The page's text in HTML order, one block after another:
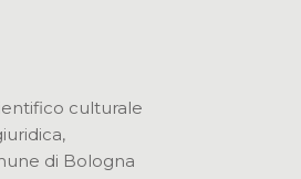
culturale
di Bologna